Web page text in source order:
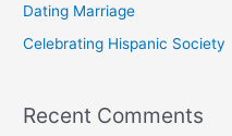
:Dating Marriage
Celebrating Hispanic Society
Recent Comments